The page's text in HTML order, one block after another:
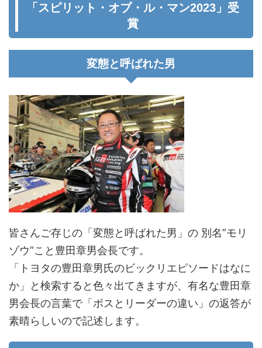
「スピリット・オブ・ル・マン2023」受
賞
変態と呼ばれた男
皆さんご存じの「変態と呼ばれた男」の 別名”モリ
ゾウ”こと豊田章男会長です。
「トヨタの豊田章男氏のビックリエピソードはなに
か」と検索すると色々出てきますが、有名な豊田章
男会長の言葉で「ボスとリーダーの違い」の返答が
素晴らしいので記述します。